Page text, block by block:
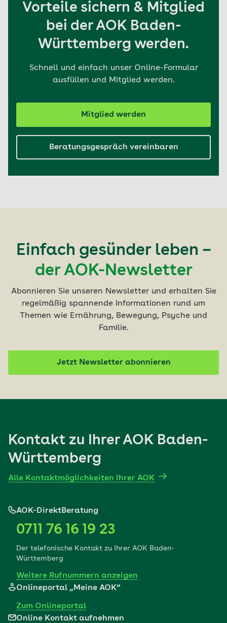
Vorteile sichern & Mitglied
bei der AOK Baden-
Württemberg werden.
Schnell und einfach unser Online-Formular
ausfüllen und Mitglied werden.
Mitglied werden
Beratungsgespräch vereinbaren
Einfach gesünder leben –
der AOK-Newsletter
Abonnieren Sie unseren Newsletter und erhalten Sie
regelmäßig spannende Informationen rund um
Themen wie Ernährung, Bewegung, Psyche und
Familie.
Jetzt Newsletter abonnieren
Kontakt zu Ihrer AOK Baden-
Württemberg
Alle Kontaktmöglichkeiten Ihrer AOK
AOK-DirektBeratung
0711 76 16 19 23
Der telefonische Kontakt zu Ihrer AOK Baden-
Württemberg
Weitere Rufnummern anzeigen
Onlineportal „Meine AOK“
Zum Onlineportal
Online Kontakt aufnehmen